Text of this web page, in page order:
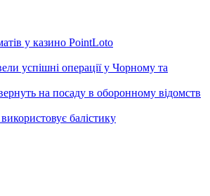
у казино PointLoto
успішні операції у Чорному та
на посаду в оборонному відомств
балістику